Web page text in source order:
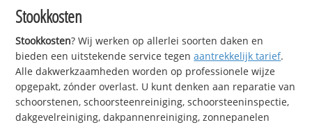
Stookkosten
Stookkosten? Wij werken op allerlei soorten daken en
bieden een uitstekende service tegenaantrekkelijk tarief.
Alle dakwerkzaamheden worden op professionele wijze
opgepakt, zónder overlast. U kunt denken aan reparatie van
schoorstenen, schoorsteenreiniging, schoorsteeninspectie,
dakgevelreiniging, dakpannenreiniging, zonnepanelen